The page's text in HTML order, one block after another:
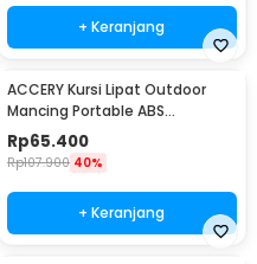
+ Keranjang
ACCERY Kursi Lipat Outdoor
Mancing Portable ABS
Telescopic Chair - NDS66
Rp65.400
Rp107.900 40%
+ Keranjang